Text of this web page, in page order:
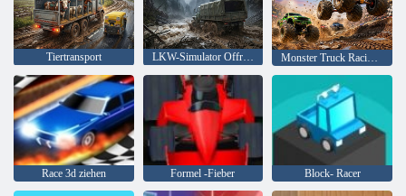
Tiertransport LKW-Simulator Offroad 2 Monster Truck Racing Spiel Truck Race
Race 3d ziehen Formel -Fieber Block- Racer